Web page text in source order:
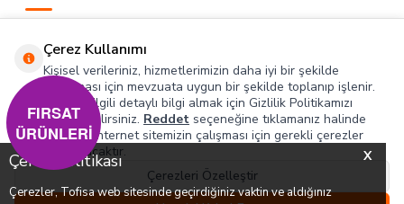
X
Çerez Politikası
Çerezler, Tofisa web sitesinde geçirdiğiniz vaktin ve aldığınız
0
Hızlı Erişim
Sosyal
Adres & İletişim
Çerez Kullanımı
Kişisel verileriniz, hizmetlerimizin daha iyi bir şekilde
sunulması için mevzuata uygun bir şekilde toplanıp işlenir.
Konuyla ilgili detaylı bilgi almak için Gizlilik Politikamızı
inceleyebilirsiniz. Reddet seçeneğine tıklamanız halinde
yalnızca internet sitemizin çalışması için gerekli çerezler
kullanılacaktır.
Çerezleri Özelleştir
FIRSAT
ÜRÜNLERİ